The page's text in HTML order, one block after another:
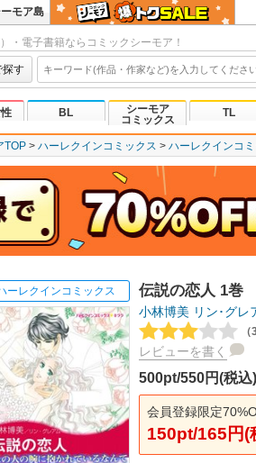
モア島
・電子書籍ならコミックシーモア！
探す
BL
シーモア
コミックス
TL
TOP ハーレクインコミックス ハーレクインコ
ーレクインコミックス 伝説の恋人 1巻
小林博美 リン･グレ
（
レビューを書く
500pt/550円(税込)
会員登録限定
150pt/165円(